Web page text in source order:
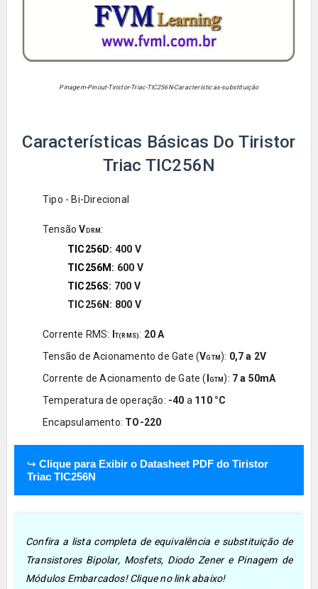
Pinagem-Pinout-Tiristor-Triac-TIC256N-Características-substituição
Características Básicas Do Tiristor
Triac TIC256N
Tipo - Bi-Direcional
TensãoV DRM :
TIC256D: 400 V
TIC256M: 600 V
TIC256S: 700 V
TIC256N: 800 V
Corrente RMS: IT(RMS): 20 A
Tensão de Acionamento de Gate (VGTM ): 0,7 a 2V
Corrente de Acionamento de Gate (IGTM ): 7 a 50mA
Temperatura de operação: -40 a 110 °C
Encapsulamento: TO-220
↪ Clique para Exibir o Datasheet PDF do Tiristor
Triac TIC256N
Confira a lista completa de equivalência e substituição de
Transistores Bipolar, Mosfets, Diodo Zener e Pinagem de
Módulos Embarcados! Clique no link abaixo!